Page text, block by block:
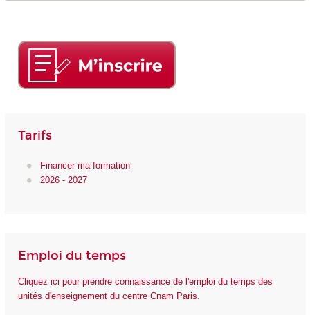
Tarifs
Financer ma formation
2026 - 2027
Emploi du temps
Cliquez ici pour prendre connaissance de l'emploi du temps des
unités d'enseignement du centre Cnam Paris.